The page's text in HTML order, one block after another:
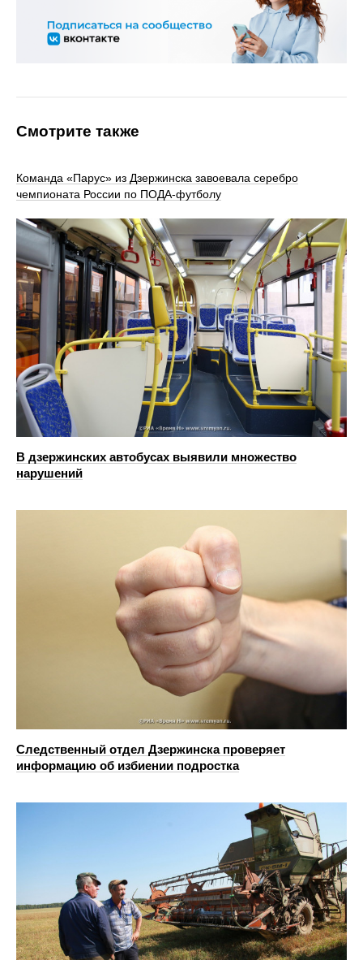
Смотрите также
Команда «Парус» из Дзержинска завоевала серебро
чемпионата России по ПОДА-футболу
В дзержинских автобусах выявили множество
нарушений
Следственный отдел Дзержинска проверяет
информацию об избиении подростка